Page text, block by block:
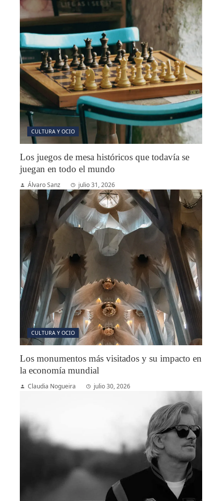
CULTURA Y OCIO
Los juegos de mesa históricos que todavía se
juegan en todo el mundo
Álvaro Sanz julio 31, 2026
CULTURA Y OCIO
Los monumentos más visitados y su impacto en
la economía mundial
Claudia Nogueira julio 30, 2026